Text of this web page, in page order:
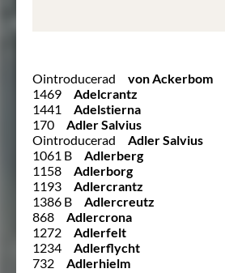
Ointroducerad
von Ackerbom
1469
Adelcrantz
1441
Adelstierna
170
Adler Salvius
Ointroducerad
Adler Salvius
1061 B
Adlerberg
1158
Adlerborg
1193
Adlercrantz
1386 B
Adlercreutz
868
Adlercrona
1272
Adlerfelt
1234
Adlerflycht
732
Adlerhielm